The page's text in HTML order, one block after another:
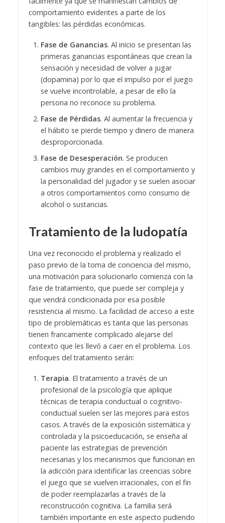
comportamiento evidentes a parte de los
tangibles: las pérdidas económicas.
Fase de Ganancias. Al inicio se presentan las
primeras ganancias espontáneas que crean la
sensación y necesidad de volver a jugar
(dopamina) por lo que el impulso por el juego
se vuelve incontrolable, a pesar de ello la
persona no reconoce su problema.
Fase de Pérdidas. Al aumentar la frecuencia y
el hábito se pierde tiempo y dinero de manera
desproporcionada.
Fase de Desesperación. Se producen
cambios muy grandes en el comportamiento y
la personalidad del jugador y se suelen asociar
a otros comportamientos como consumo de
alcohol o sustancias.
Tratamiento de la ludopatía
Una vez reconocido el problema y realizado el
paso previo de la toma de conciencia del mismo,
una motivación para solucionarlo comienza con la
fase de tratamiento, que puede ser compleja y
que vendrá condicionada por esa posible
resistencia al mismo. La facilidad de acceso a este
tipo de problemáticas es tanta que las personas
tienen francamente complicado alejarse del
contexto que les llevó a caer en el problema. Los
enfoques del tratamiento serán:
Terapia. El tratamiento a través de un
profesional de la psicología que aplique
técnicas de terapia conductual o cognitivo-
conductual suelen ser las mejores para estos
casos. A través de la exposición sistemática y
controlada y la psicoeducación, se enseña al
paciente las estrategias de prevención
necesarias y los mecanismos que funcionan en
la adicción para identificar las creencias sobre
el juego que se vuelven irracionales, con el fin
de poder reemplazarlas a través de la
reconstrucción cognitiva. La familia será
también importante en este aspecto pudiendo